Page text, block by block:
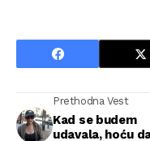
Prethodna Vest
Kad se budem
udavala, hoću